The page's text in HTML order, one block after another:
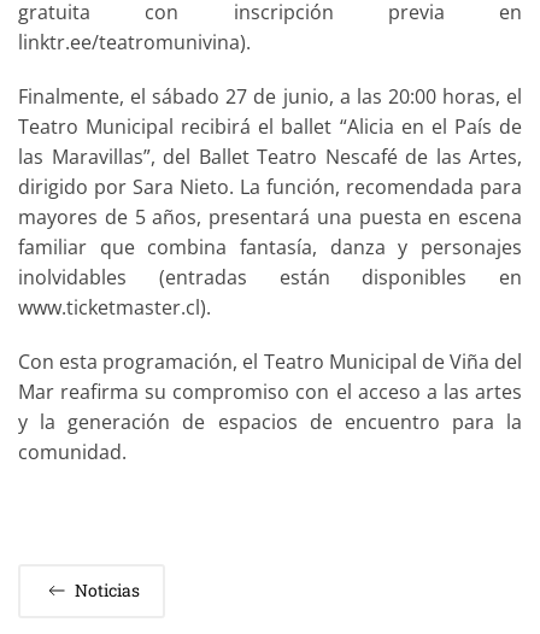
gratuita con inscripción previa en
linktr.ee/teatromunivina).
Finalmente, el sábado 27 de junio, a las 20:00 horas, el
Teatro Municipal recibirá el ballet “Alicia en el País de
las Maravillas”, del Ballet Teatro Nescafé de las Artes,
dirigido por Sara Nieto. La función, recomendada para
mayores de 5 años, presentará una puesta en escena
familiar que combina fantasía, danza y personajes
inolvidables (entradas están disponibles en
www.ticketmaster.cl).
Con esta programación, el Teatro Municipal de Viña del
Mar reafirma su compromiso con el acceso a las artes
y la generación de espacios de encuentro para la
comunidad.
Noticias